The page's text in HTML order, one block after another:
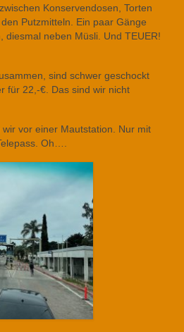
Konservendosen, Torten
Putzmitteln. Ein paar Gänge
diesmal neben Müsli. Und TEUER!
sind schwer geschockt
für 22,-€. Das sind wir nicht
vor einer Mautstation. Nur mit
Oh….